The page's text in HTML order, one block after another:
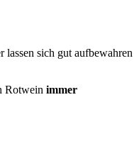
sich gut aufbewahren
Rotwein immer